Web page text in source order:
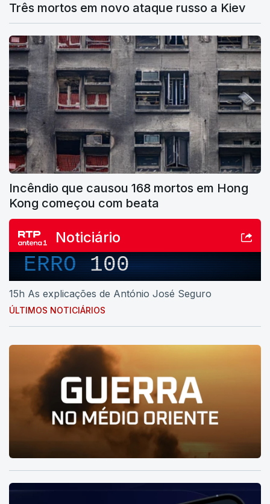
Três mortos em novo ataque russo a Kiev
Incêndio que causou 168 mortos em Hong
Kong começou com beata
Noticiário
ERRO 100
15h As explicações de António José Seguro
ÚLTIMOS NOTICIÁRIOS